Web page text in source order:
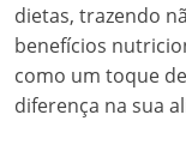
dietas, trazendo
benefícios
como um toque
diferença na sua